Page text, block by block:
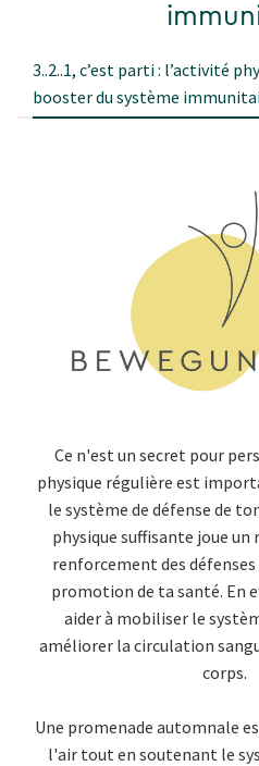
3..2..1, c’est parti : l’activité
booster du système
Ce n'est un secret pour
physique régulière est
le système de défense de
physique suffisante joue
renforcement des
promotion de ta santé. En
aider à mobiliser le
améliorer la circulation
corps.
Une promenade automnale
l'air tout en soutenant le